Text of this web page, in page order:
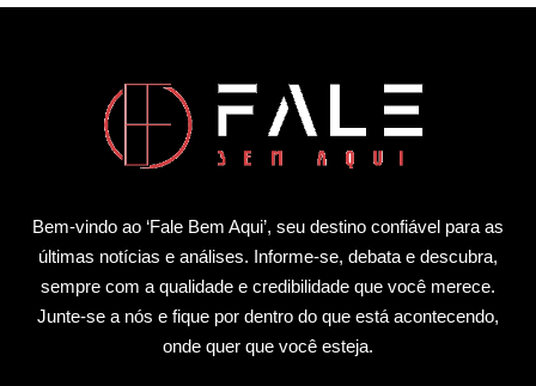
Bem-vindo ao ‘Fale Bem Aqui’, seu destino confiável para as
últimas notícias e análises. Informe-se, debata e descubra,
sempre com a qualidade e credibilidade que você merece.
Junte-se a nós e fique por dentro do que está acontecendo,
onde quer que você esteja.